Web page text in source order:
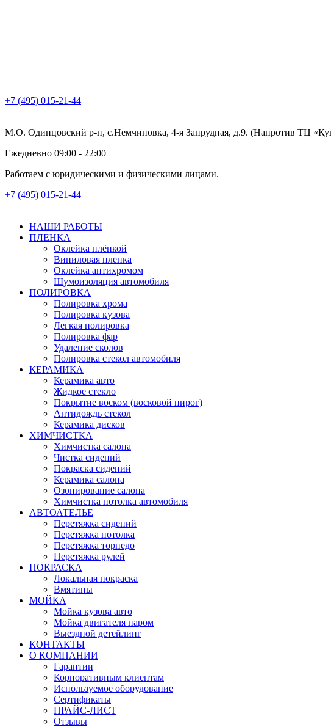
+7 (495) 015-21-44
М.О. Одинцовский р-н, с.Немчиновка, 4-я Запрудная, д.9. (Напротив ТЦ
Ежедневно 09:00 - 22:00
Работаем с юридическими и физическими лицами.
+7 (495) 015-21-44
НАШИ РАБОТЫ
ПЛЕНКА
Оклейка плёнкой
Виниловая пленка
Оклейка антихромом
Шумоизоляция автомобиля
ПОЛИРОВКА
Полировка хрома
Полировка кузова
Легкая полировка
Полировка фар
Удаление сколов
Полировка стекол автомобиля
КЕРАМИКА
Керамика авто
Жидкое стекло
Покрытие воском (восковой пирог)
Антидождь стекол
Керамика дисков
ХИМЧИСТКА
Химчистка салона
Чистка сидений
Покраска сидений
Керамика салона
Озонирование салона
Химчистка потолка автомобиля
АВТОАТЕЛЬЕ
Перетяжка сидений
Перетяжка потолка
Перетяжка торпедо
Перетяжка рулей
ПОКРАСКА
Локальная покраска
Вмятины
МОЙКА
Мойка кузова авто
Мойка двигателя паром
Выездной детейлинг
КОНТАКТЫ
О КОМПАНИИ
Гарантии
Корпоративным клиентам
Используемое оборудование
Сертификаты
ПРАЙС-ЛИСТ
Отзывы